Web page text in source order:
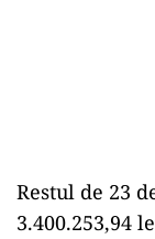
Restul de 23
3.400.253,94